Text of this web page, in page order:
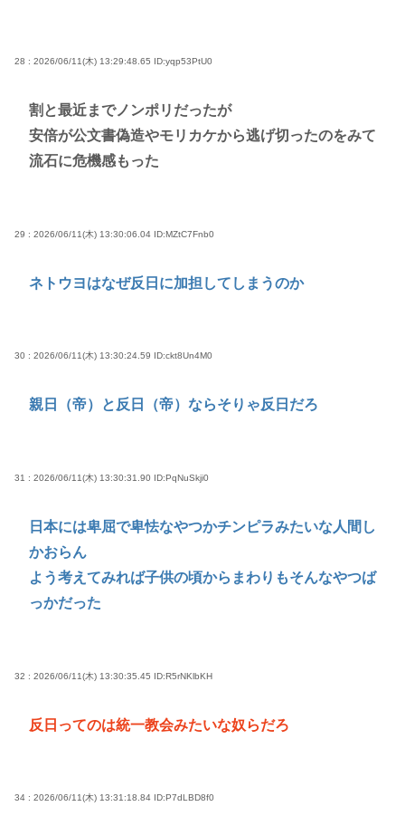
28 : 2026/06/11(木) 13:29:48.65 ID:yqp53PtU0
割と最近までノンポリだったが
安倍が公文書偽造やモリカケから逃げ切ったのをみて
流石に危機感もった
29 : 2026/06/11(木) 13:30:06.04 ID:MZtC7Fnb0
ネトウヨはなぜ反日に加担してしまうのか
30 : 2026/06/11(木) 13:30:24.59 ID:ckt8Un4M0
親日（帝）と反日（帝）ならそりゃ反日だろ
31 : 2026/06/11(木) 13:30:31.90 ID:PqNuSkji0
日本には卑屈で卑怯なやつかチンピラみたいな人間し
かおらん
よう考えてみれば子供の頃からまわりもそんなやつば
っかだった
32 : 2026/06/11(木) 13:30:35.45 ID:R5rNKlbKH
反日ってのは統一教会みたいな奴らだろ
34 : 2026/06/11(木) 13:31:18.84 ID:P7dLBD8f0